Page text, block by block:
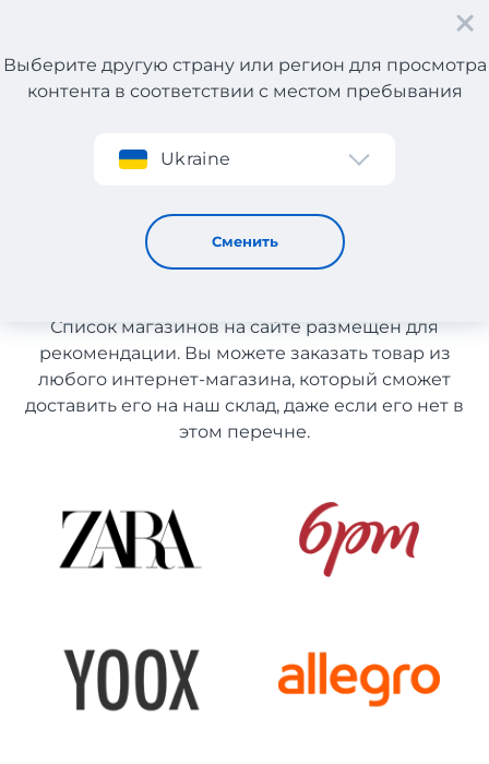
Регистрация
Выберите другую страну или регион для просмотра
контента в соответствии с местом пребывания
Ukraine
Сменить
Автозапчасти с Польши с доставкой в Узбекистан
Автозапчасти с Польши с
доставкой в Узбекистан
Список магазинов на сайте размещен для
рекомендации. Вы можете заказать товар из
любого интернет-магазина, который сможет
доставить его на наш склад, даже если его нет в
этом перечне.